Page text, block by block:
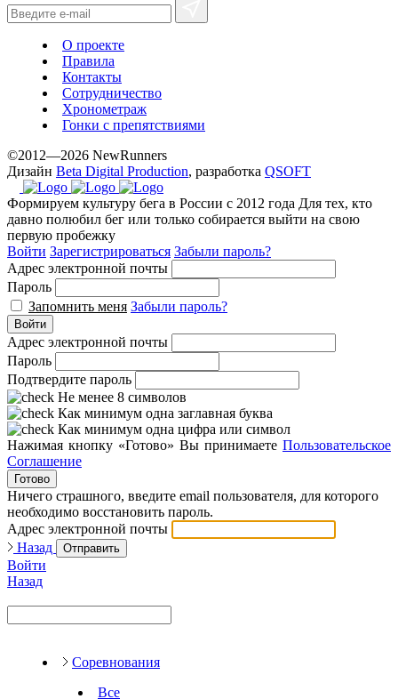
О проекте
Правила
Контакты
Сотрудничество
Хронометраж
Гонки с препятствиями
©2012—2026 NewRunners
Дизайн Beta Digital Production, разработка QSOFT
Формируем культуру бега в России с 2012 года Для тех, кто
давно полюбил бег или только собирается выйти на свою
первую пробежку
Войти Зарегистрироваться Забыли пароль?
Адрес электронной почты
Пароль
Запомнить меня Забыли пароль?
Войти
Адрес электронной почты
Пароль
Подтвердите пароль
Не менее 8 символов
Как минимум одна заглавная буква
Как минимум одна цифра или символ
Нажимая кнопку «Готово» Вы принимаете Пользовательское
Соглашение
Готово
Ничего страшного, введите email пользователя, для которого
необходимо восстановить пароль.
Адрес электронной почты
Назад
Отправить
Войти
Назад
Соревнования
Все